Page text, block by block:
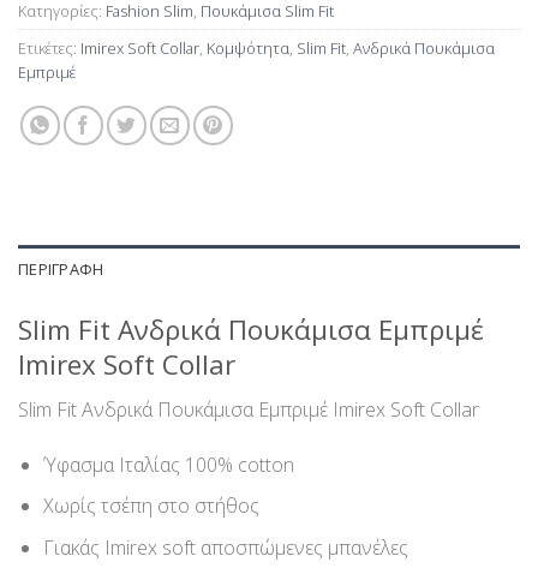
Κατηγορίες: Fashion Slim, Πουκάμισα Slim Fit
Ετικέτες: Imirex Soft Collar, Kομψότητα, Slim Fit, Ανδρικά Πουκάμισα
Εμπριμέ
ΠΕΡΙΓΡΑΦΉ
Slim Fit Ανδρικά Πουκάμισα Εμπριμέ
Imirex Soft Collar
Slim Fit Ανδρικά Πουκάμισα Εμπριμέ Imirex Soft Collar
Ύφασμα Ιταλίας 100% cotton
Χωρίς τσέπη στο στήθος
Γιακάς Imirex soft αποσπώμενες μπανέλες